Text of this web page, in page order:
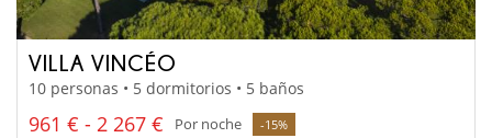
VILLA VINCÉO
10 personas • 5 dormitorios • 5 baños
961 € - 2 267 € Por noche -15%